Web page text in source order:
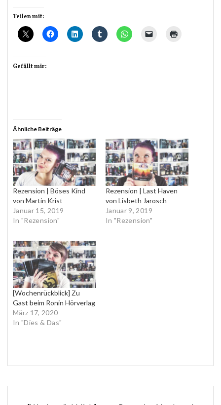
Teilen mit:
Gefällt mir:
Ähnliche Beiträge
Rezension | Böses Kind
von Martin Krist
Januar 15, 2019
In "Rezension"
Rezension | Last Haven
von Lisbeth Jarosch
Januar 9, 2019
In "Rezension"
[Wochenrückblick] Zu
Gast beim Ronin Hörverlag
März 17, 2020
In "Dies & Das"